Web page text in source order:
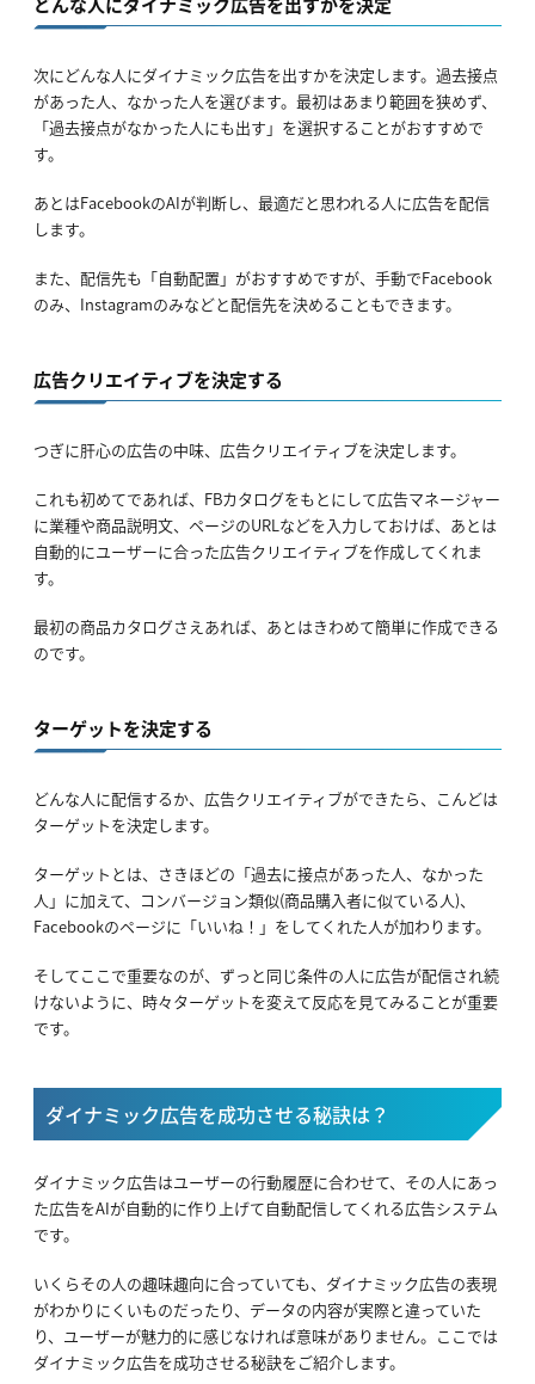
次にどんな人にダイナミック広告を出すかを決定します。過去接点
があった人、なかった人を選びます。最初はあまり範囲を狭めず、
「過去接点がなかった人にも出す」を選択することがおすすめで
す。
あとはFacebookのAIが判断し、最適だと思われる人に広告を配信
します。
また、配信先も「自動配置」がおすすめですが、手動でFacebook
のみ、Instagramのみなどと配信先を決めることもできます。
広告クリエイティブを決定する
つぎに肝心の広告の中味、広告クリエイティブを決定します。
これも初めてであれば、FBカタログをもとにして広告マネージャー
に業種や商品説明文、ページのURLなどを入力しておけば、あとは
自動的にユーザーに合った広告クリエイティブを作成してくれま
す。
最初の商品カタログさえあれば、あとはきわめて簡単に作成できる
のです。
ターゲットを決定する
どんな人に配信するか、広告クリエイティブができたら、こんどは
ターゲットを決定します。
ターゲットとは、さきほどの「過去に接点があった人、なかった
人」に加えて、コンバージョン類似(商品購入者に似ている人)、
Facebookのページに「いいね！」をしてくれた人が加わります。
そしてここで重要なのが、ずっと同じ条件の人に広告が配信され続
けないように、時々ターゲットを変えて反応を見てみることが重要
です。
ダイナミック広告を成功させる秘訣は？
ダイナミック広告はユーザーの行動履歴に合わせて、その人にあっ
た広告をAIが自動的に作り上げて自動配信してくれる広告システム
です。
いくらその人の趣味趣向に合っていても、ダイナミック広告の表現
がわかりにくいものだったり、データの内容が実際と違っていた
り、ユーザーが魅力的に感じなければ意味がありません。ここでは
ダイナミック広告を成功させる秘訣をご紹介します。